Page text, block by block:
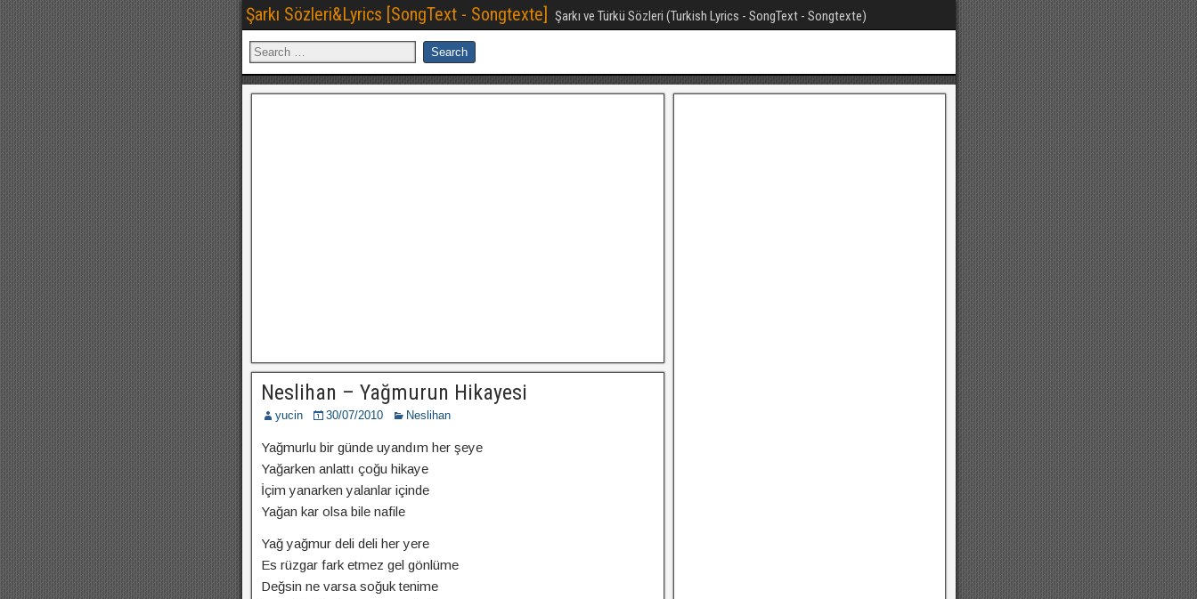
Şarkı Sözleri&Lyrics [SongText - Songtexte] Şarkı ve Türkü Sözleri (Turkish Lyrics - SongText - Songtexte)
Neslihan – Yağmurun Hikayesi
yucin 30/07/2010 Neslihan
Yağmurlu bir günde uyandım her şeye
Yağarken anlattı çoğu hikaye
İçim yanarken yalanlar içinde
Yağan kar olsa bile nafile
Yağ yağmur deli deli her yere
Es rüzgar fark etmez gel gönlüme
Değsin ne varsa soğuk tenime